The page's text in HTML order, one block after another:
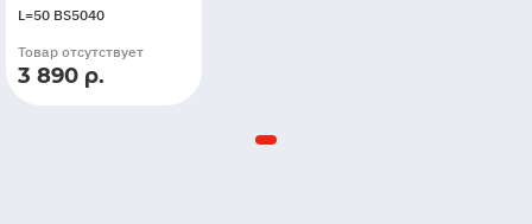
L=50 BS5040
Товар отсутствует
3 890 р.